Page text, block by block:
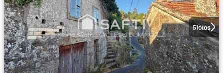
5fotos